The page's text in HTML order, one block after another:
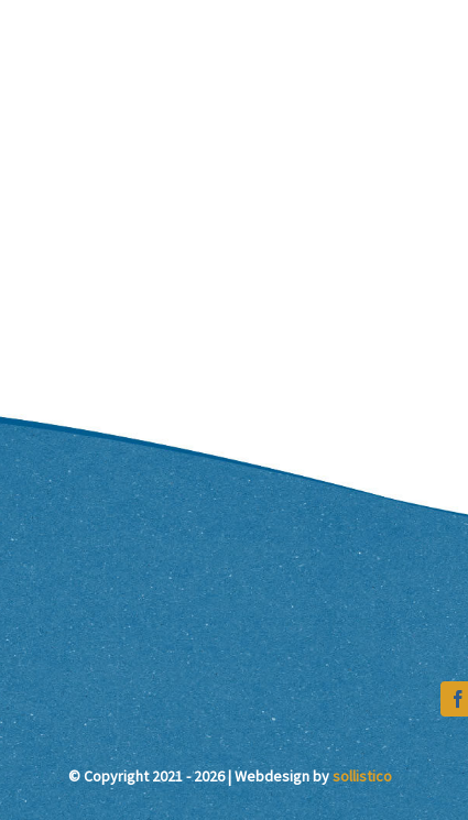
© Copyright 2021 - 2026 | Webdesign bysollistico